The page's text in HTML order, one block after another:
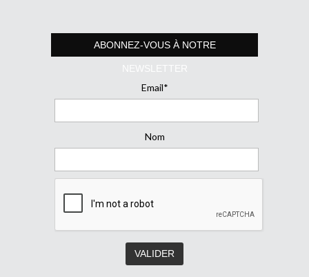
ABONNEZ-VOUS À NOTRE
NEWSLETTER
Email*
Nom